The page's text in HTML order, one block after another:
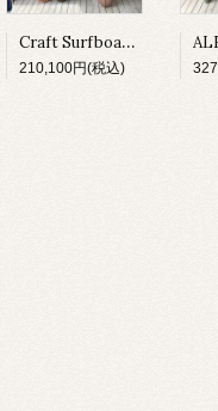
Craft Surfboard / Fresh Egg / 7'4"
210,100円(税込)